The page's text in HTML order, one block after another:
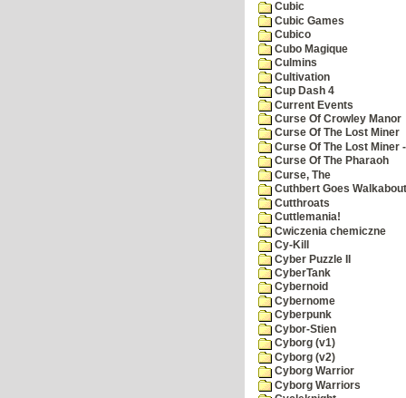
Cubic
Cubic Games
Cubico
Cubo Magique
Culmins
Cultivation
Cup Dash 4
Current Events
Curse Of Crowley Manor
Curse Of The Lost Miner
Curse Of The Lost Miner
Curse Of The Pharaoh
Curse, The
Cuthbert Goes Walkabout
Cutthroats
Cuttlemania!
Cwiczenia chemiczne
Cy-Kill
Cyber Puzzle II
CyberTank
Cybernoid
Cybernome
Cyberpunk
Cybor-Stien
Cyborg (v1)
Cyborg (v2)
Cyborg Warrior
Cyborg Warriors